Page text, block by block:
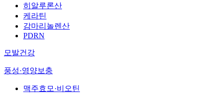
히알루론산
케라틴
감마리놀렌산
PDRN
모발건강
풍성·영양보충
맥주효모·비오틴